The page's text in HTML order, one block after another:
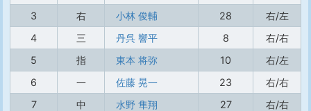
3
右 小林 俊輔 28
右/左
4
三 丹呉 響平 8
右/右
5
指 東本 将弥 10
右/左
6
一 佐藤 晃一 23
右/右
7
中 水野 隼翔 27
右/右